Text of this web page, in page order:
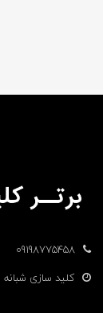
09198775458
کلید سازی